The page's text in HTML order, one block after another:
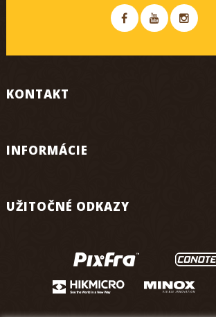
KONTAKT
INFORMÁCIE
UŽITOČNÉ ODKAZY